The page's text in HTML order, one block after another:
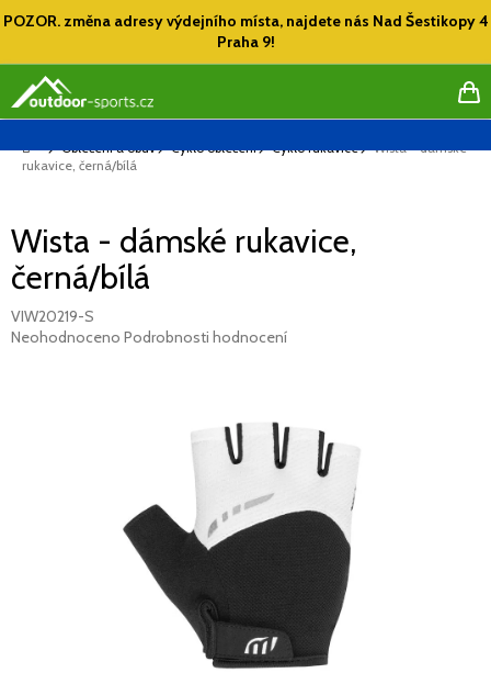
na
POZOR. změna adresy výdejního místa, najdete nás Nad Šestikopy 4
Praha 9!
Domů
Oblečení a obuv Cyklo oblečení Cyklo rukavice
Wista - dámské
rukavice, černá/bílá
Wista - dámské rukavice,
černá/bílá
VIW20219-S
Průměrné
Neohodnoceno Podrobnosti hodnocení